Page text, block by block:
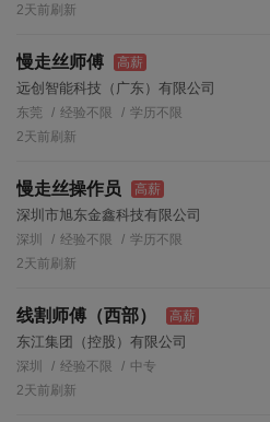
2天前刷新
慢走丝师傅 高薪
远创智能科技（广东）有限公司
东莞 经验不限
学历不限
2天前刷新
慢走丝操作员 高薪
深圳市旭东金鑫科技有限公司
深圳 经验不限
学历不限
2天前刷新
线割师傅（西部） 高薪
东江集团（控股）有限公司
深圳 经验不限
中专
2天前刷新